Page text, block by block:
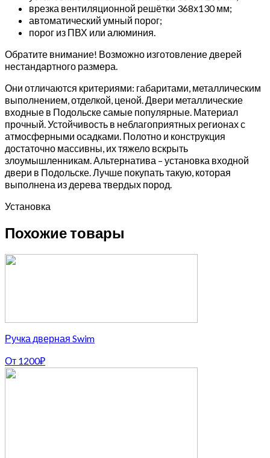
врезка вентиляционной решётки 368х130 мм;
автоматический умный порог;
порог из ПВХ или алюминия.
Обратите внимание! Возможно изготовление дверей
нестандартного размера.
Они отличаются критериями: габаритами, металлическим
выполнением, отделкой, ценой. Двери металлические
входные в Подольске самые популярные. Материал
прочный. Устойчивость в неблагоприятных регионах с
атмосферными осадками. Полотно и конструкция
достаточно массивны, их тяжело вскрыть
злоумышленникам. Альтернатива – установка входной
двери в Подольске. Лучше покупать такую, которая
выполнена из дерева твердых пород.
Установка
Похожие товары
Ручка дверная Swim
От 1200₽